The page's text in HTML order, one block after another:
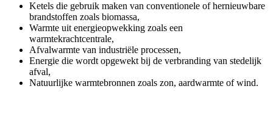
Ketels die gebruik maken van conventionele of hernieuwbare
brandstoffen zoals biomassa,
Warmte uit energieopwekking zoals een
warmtekrachtcentrale,
Afvalwarmte van industriële processen,
Energie die wordt opgewekt bij de verbranding van stedelijk
afval,
Natuurlijke warmtebronnen zoals zon, aardwarmte of wind.